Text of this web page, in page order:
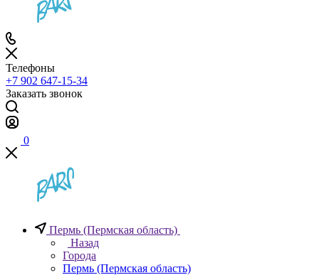
Телефоны
+7 902 647-15-34
Заказать звонок
0
Пермь (Пермская область)
Назад
Города
Пермь (Пермская область)